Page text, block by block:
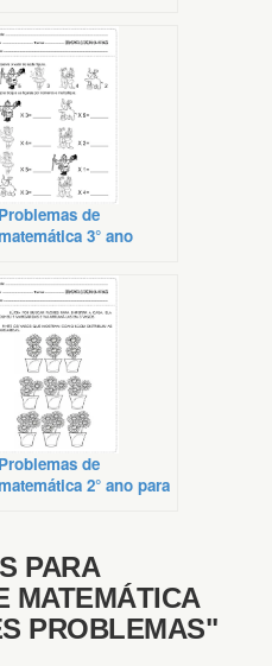
Problemas de
3° ano
Problemas de
2° ano para
PARA
MATEMÁTICA
PROBLEMAS"